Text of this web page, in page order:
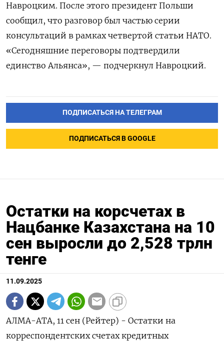
Навроцким. После этого президент Польши
сообщил, что разговор был частью серии
консультаций в рамках четвертой статьи НАТО.
«Сегодняшние переговоры подтвердили
единство Альянса», — подчеркнул Навроцкий.
ПОДПИСАТЬСЯ НА ТЕЛЕГРАМ
ПОДПИСАТЬСЯ В GOOGLE
Остатки на корсчетах в
Нацбанке Казахстана на 10
сен выросли до 2,528 трлн
тенге
11.09.2025
АЛМА-АТА, 11 сен (Рейтер) - Остатки на
корреспондентских счетах кредитных